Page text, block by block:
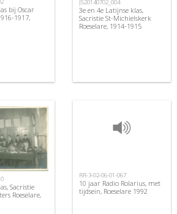
bij Oscar
1917,
JS20140702_004
3e en 4e Latijnse klas,
Sacristie St-Michielskerk
Roeselare, 1914-1915
Sacristie
Roeselare,
RR-3-02-06-01-067
10 jaar Radio Rolarius, met
tijdsein, Roeselare 1992